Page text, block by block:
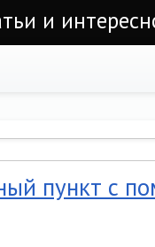
и
пункт с